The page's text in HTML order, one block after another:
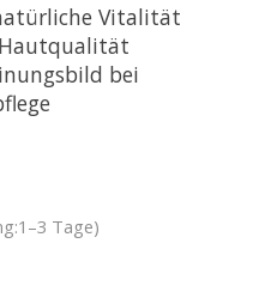
Vitalität
bei
Tage)